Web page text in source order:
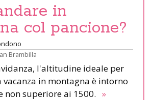
in
col pancione?
Brambilla
l'altitudine ideale per
vacanza in montagna è intorno
non superiore ai 1500. »